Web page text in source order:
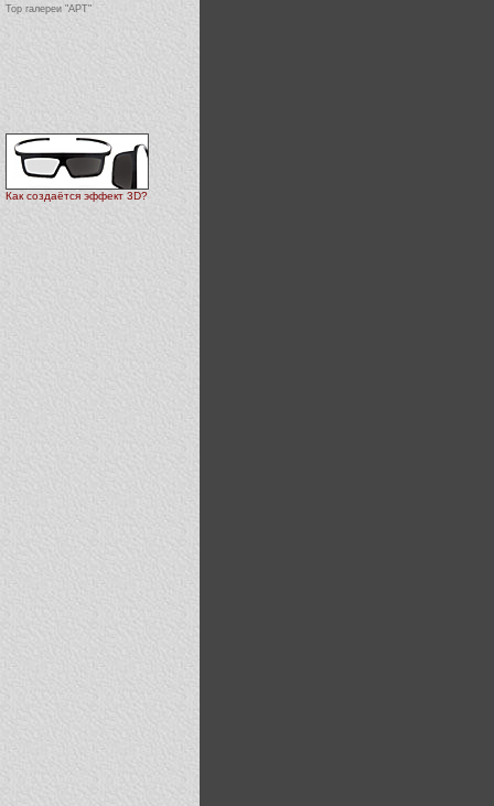
Top галереи "АРТ"
Как создаётся эффект 3D?